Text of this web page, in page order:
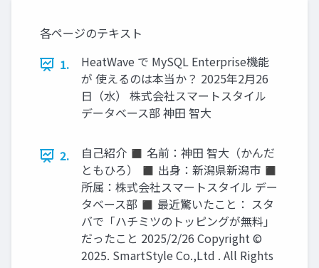
各ページのテキスト
1.
HeatWave で MySQL Enterprise機能
が 使えるのは本当か？ 2025年2月26
日（水） 株式会社スマートスタイル
データベース部 神田 智大
2.
自己紹介 ◼ 名前：神田 智大（かんだ
ともひろ） ◼ 出身：新潟県新潟市 ◼
所属：株式会社スマートスタイル デー
タベース部 ◼ 最近驚いたこと： スタ
バで「ハチミツのトッピングが無料」
だったこと 2025/2/26 Copyright ©
2025. SmartStyle Co.,Ltd . All Rights